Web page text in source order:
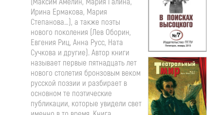
Ирина Ермакова, Мария
Степанова…), а также поэты
нового поколения (Лев Оборин,
Евгения Риц, Анна Русс, Ната
Сучкова и другие). Автор книги
называет первые пятнадцать лет
нового столетия бронзовым веком
русской поэзии и разбирает в
основном те поэтические
публикации, которые увидели свет